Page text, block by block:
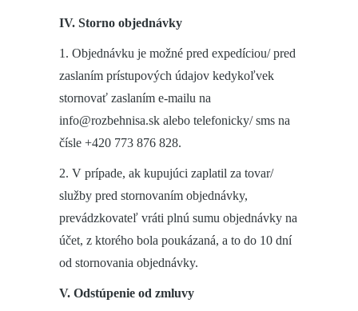
IV. Storno objednávky
1. Objednávku je možné pred expedíciou/ pred
zaslaním prístupových údajov kedykoľvek
stornovať zaslaním e-mailu na
info@rozbehnisa.sk alebo telefonicky/ sms na
čísle +420 773 876 828.
2. V prípade, ak kupujúci zaplatil za tovar/
služby pred stornovaním objednávky,
prevádzkovateľ vráti plnú sumu objednávky na
účet, z ktorého bola poukázaná, a to do 10 dní
od stornovania objednávky.
V. Odstúpenie od zmluvy